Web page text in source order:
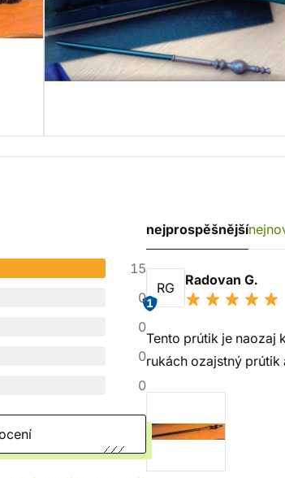
15
0
0
0
0
nejprospěšnější
RG
1
Radovan G.
Tento prútik je naozaj
rukách ozajstný prútik